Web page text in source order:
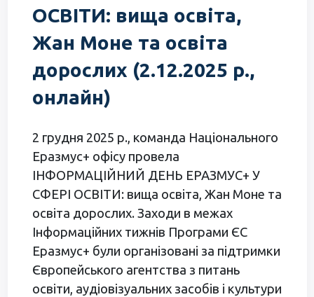
ОСВІТИ: вища освіта,
Жан Моне та освіта
дорослих (2.12.2025 р.,
онлайн)
2 грудня 2025 р., команда Національного
Еразмус+ офісу провела
ІНФОРМАЦІЙНИЙ ДЕНЬ ЕРАЗМУС+ У
СФЕРІ ОСВІТИ: вища освіта, Жан Моне та
освіта дорослих. Заходи в межах
Інформаційних тижнів Програми ЄС
Еразмус+ були організовані за підтримки
Європейського агентства з питань
освіти, аудіовізуальних засобів і культури